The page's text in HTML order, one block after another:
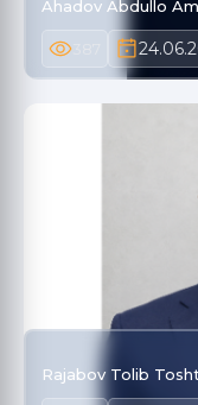
Ahadov Abdullo
Rajabov Tolib